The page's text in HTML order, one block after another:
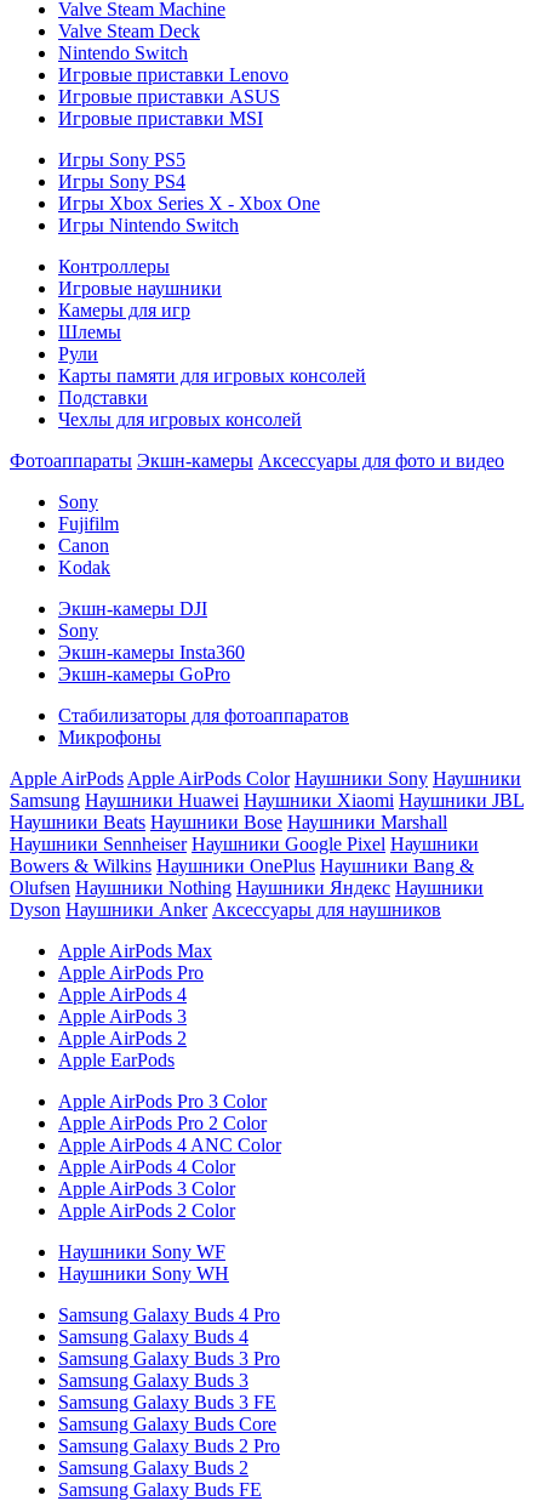
Valve Steam Machine
Valve Steam Deck
Nintendo Switch
Игровые приставки Lenovo
Игровые приставки ASUS
Игровые приставки MSI
Игры Sony PS5
Игры Sony PS4
Игры Xbox Series X - Xbox One
Игры Nintendo Switch
Контроллеры
Игровые наушники
Камеры для игр
Шлемы
Рули
Карты памяти для игровых консолей
Подставки
Чехлы для игровых консолей
Фотоаппараты Экшн-камеры Аксессуары для фото и видео
Sony
Fujifilm
Canon
Kodak
Экшн-камеры DJI
Sony
Экшн-камеры Insta360
Экшн-камеры GoPro
Стабилизаторы для фотоаппаратов
Микрофоны
Apple AirPods Apple AirPods Color Наушники Sony Наушники
Samsung Наушники Huawei Наушники Xiaomi Наушники JBL
Наушники Beats Наушники Bose Наушники Marshall
Наушники Sennheiser Наушники Google Pixel Наушники
Bowers & Wilkins Наушники OnePlus Наушники Bang &
Olufsen Наушники Nothing Наушники Яндекс Наушники
Dyson Наушники Anker Аксессуары для наушников
Apple AirPods Max
Apple AirPods Pro
Apple AirPods 4
Apple AirPods 3
Apple AirPods 2
Apple EarPods
Apple AirPods Pro 3 Color
Apple AirPods Pro 2 Color
Apple AirPods 4 ANC Color
Apple AirPods 4 Color
Apple AirPods 3 Color
Apple AirPods 2 Color
Наушники Sony WF
Наушники Sony WH
Samsung Galaxy Buds 4 Pro
Samsung Galaxy Buds 4
Samsung Galaxy Buds 3 Pro
Samsung Galaxy Buds 3
Samsung Galaxy Buds 3 FE
Samsung Galaxy Buds Core
Samsung Galaxy Buds 2 Pro
Samsung Galaxy Buds 2
Samsung Galaxy Buds FE